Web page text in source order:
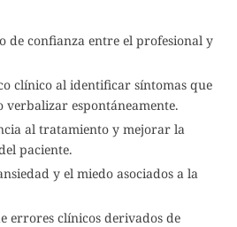
de confianza entre el profesional y
clínico al identificar síntomas que
verbalizar espontáneamente.
al tratamiento y mejorar la
paciente.
y el miedo asociados a la
errores clínicos derivados de